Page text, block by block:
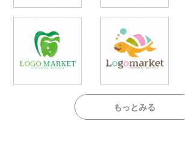
もっとみる